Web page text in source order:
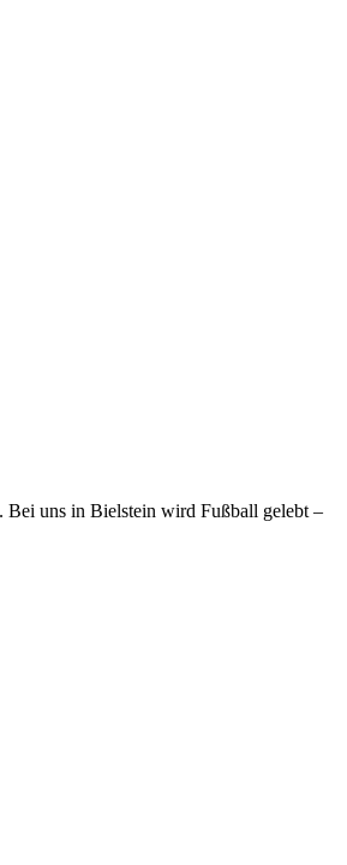
Bei uns in Bielstein wird Fußball gelebt –